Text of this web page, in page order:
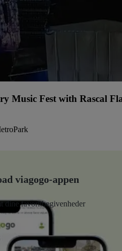
Music Fest with Rascal
viagogo-appen
dine favoritbegivenheder